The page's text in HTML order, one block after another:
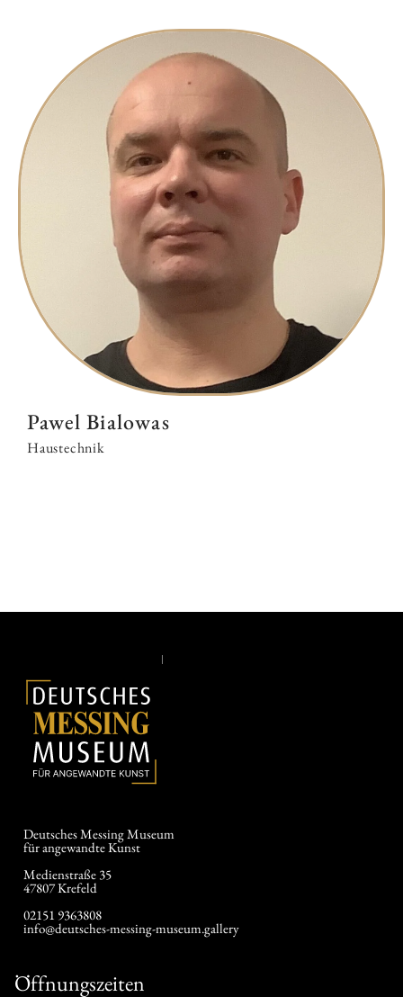
Pawel Bialowas
Haustechnik
Deutsches Messing Museum
für angewandte Kunst
Medienstraße 35
47807 Krefeld
02151 9363808
info@deutsches-messing-museum.gallery
Öffnungszeiten